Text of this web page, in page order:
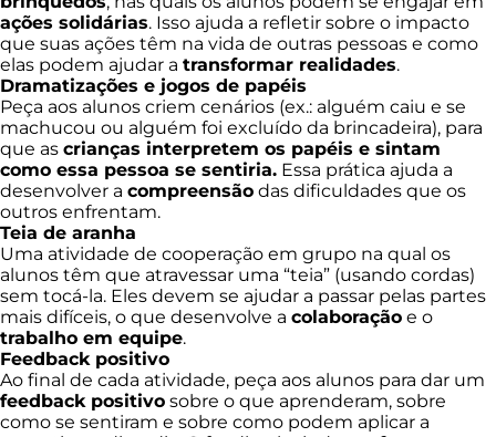
ações solidárias. Isso ajuda a refletir sobre o impacto
que suas ações têm na vida de outras pessoas e como
elas podem ajudar a transformar realidades.
Dramatizações e jogos de papéis
Peça aos alunos criem cenários (ex.: alguém caiu e se
machucou ou alguém foi excluído da brincadeira), para
que as crianças interpretem os papéis e sintam
como essa pessoa se sentiria. Essa prática ajuda a
desenvolver a compreensão das dificuldades que os
outros enfrentam.
Teia de aranha
Uma atividade de cooperação em grupo na qual os
alunos têm que atravessar uma “teia” (usando cordas)
sem tocá-la. Eles devem se ajudar a passar pelas partes
mais difíceis, o que desenvolve a colaboração e o
trabalho em equipe.
Feedback positivo
Ao final de cada atividade, peça aos alunos para dar um
feedback positivo sobre o que aprenderam, sobre
como se sentiram e sobre como podem aplicar a